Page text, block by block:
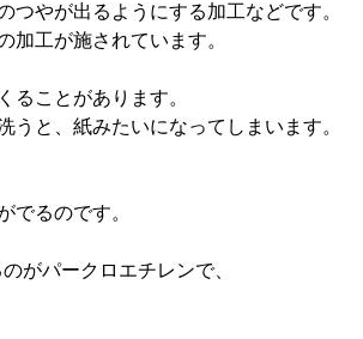
やが出るようにする加工などです。
工が施されています。
ることがあります。
と、紙みたいになってしまいます。
でるのです。
がパークロエチレンで、